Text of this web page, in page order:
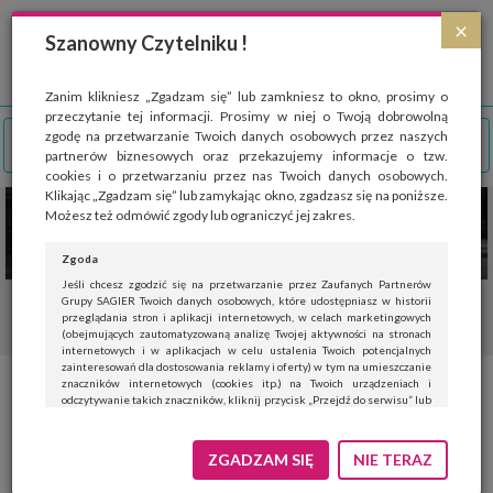
×
Szanowny Czytelniku !
Zanim klikniesz „Zgadzam się” lub zamkniesz to okno, prosimy o
przeczytanie tej informacji. Prosimy w niej o Twoją dobrowolną
zgodę na przetwarzanie Twoich danych osobowych przez naszych
partnerów biznesowych oraz przekazujemy informacje o tzw.
cookies i o przetwarzaniu przez nas Twoich danych osobowych.
Klikając „Zgadzam się” lub zamykając okno, zgadzasz się na poniższe.
Możesz też odmówić zgody lub ograniczyć jej zakres.
Zgoda
Jeśli chcesz zgodzić się na przetwarzanie przez Zaufanych Partnerów
Grupy SAGIER Twoich danych osobowych, które udostępniasz w historii
przeglądania stron i aplikacji internetowych, w celach marketingowych
(obejmujących zautomatyzowaną analizę Twojej aktywności na stronach
internetowych i w aplikacjach w celu ustalenia Twoich potencjalnych
zainteresowań dla dostosowania reklamy i oferty) w tym na umieszczanie
znaczników internetowych (cookies itp.) na Twoich urządzeniach i
odczytywanie takich znaczników, kliknij przycisk „Przejdź do serwisu” lub
Jeśli nie chcesz wyrazić zgody, kliknij „Nie teraz”.
Wyrażenie zgody jest dobrowolne. Możesz edytować zakres zgody, w tym
ZGADZAM SIĘ NIE TERAZ
Strona wykorzystuje pliki cookies, które służą głównie do celów statystycznych.
Wyrażając zgodę na używanie 'cookies', zezwalasz na zapisanie ich w pamięci
przeglądarki. Przejdź do
polityki cookies